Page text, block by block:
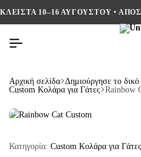
ΚΛΕΙΣΤΑ 10–16 ΑΥΓΟΥΣΤΟΥ •
Αρχική σελίδα Δημιούργησε το
Custom Κολάρα για Γάτες Rainbow
Κατηγορία: Custom Κολάρα για Γάτες